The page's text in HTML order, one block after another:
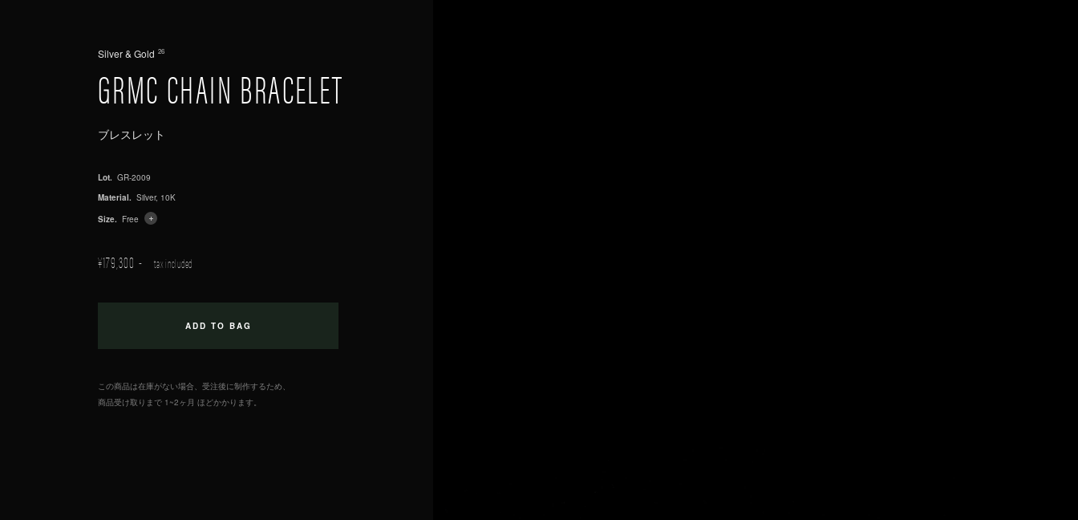
Silver & Gold 26
GRMC CHAIN BRACELET
ブレスレット
Lot. GR-2009
Material. Silver, 10K
Size. Free
¥179,300 tax included
この商品は在庫がない場合、受注後に制作するため、
商品受け取りまで 1~2ヶ月 ほどかかります。